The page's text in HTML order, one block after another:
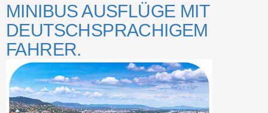
MINIBUS AUSFLÜGE MIT
DEUTSCHSPRACHIGEM
FAHRER.